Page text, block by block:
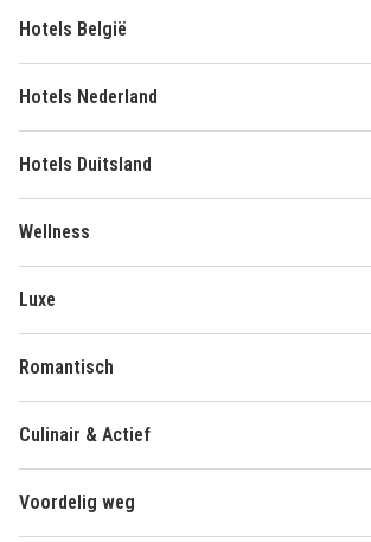
Hotels België
Hotels Nederland
Hotels Duitsland
Wellness
Luxe
Romantisch
Culinair & Actief
Voordelig weg